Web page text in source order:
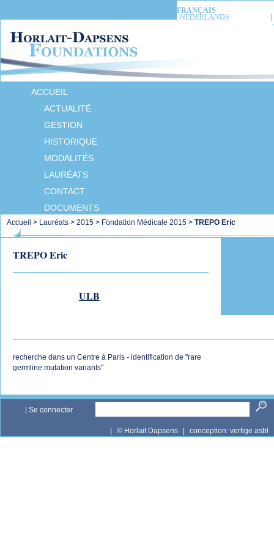
FRANÇAIS
NEDERLANDS
ACCUEIL
ACTUALITÉ
GESTION
HISTORIQUE
MODALITÉS
LAURÉATS
CONTACT
DOCUMENTS
Accueil > Lauréats > 2015 > Fondation Médicale 2015 > TREPO Eric
TREPO Eric
ULB
recherche dans un Centre à Paris - identification de "rare
germline mutation variants"
Se connecter
© Horlait Dapsens conception: vertige asbl